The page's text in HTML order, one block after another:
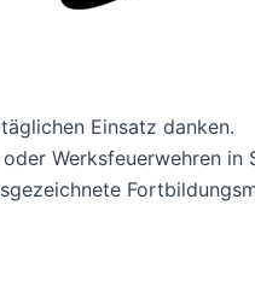
Einsatz danken.
Werksfeuerwehren in